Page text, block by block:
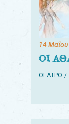
14
ΟΙ
ΘΕΑΤΡΟ